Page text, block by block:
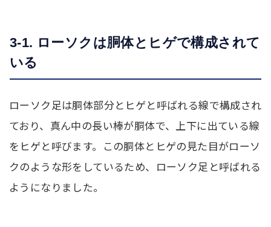
3-1. ローソクは胴体とヒゲで構成されて
いる
ローソク足は胴体部分とヒゲと呼ばれる線で構成され
ており、真ん中の長い棒が胴体で、上下に出ている線
をヒゲと呼びます。この胴体とヒゲの見た目がローソ
クのような形をしているため、ローソク足と呼ばれる
ようになりました。